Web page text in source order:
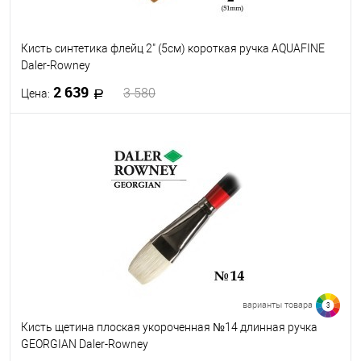
Кисть синтетика флейц 2" (5см) короткая ручка AQUAFINE
Daler-Rowney
Цена: 2 639 3 580
В наличии
варианты товара 3
Кисть щетина плоская укороченная №14 длинная ручка
GEORGIAN Daler-Rowney